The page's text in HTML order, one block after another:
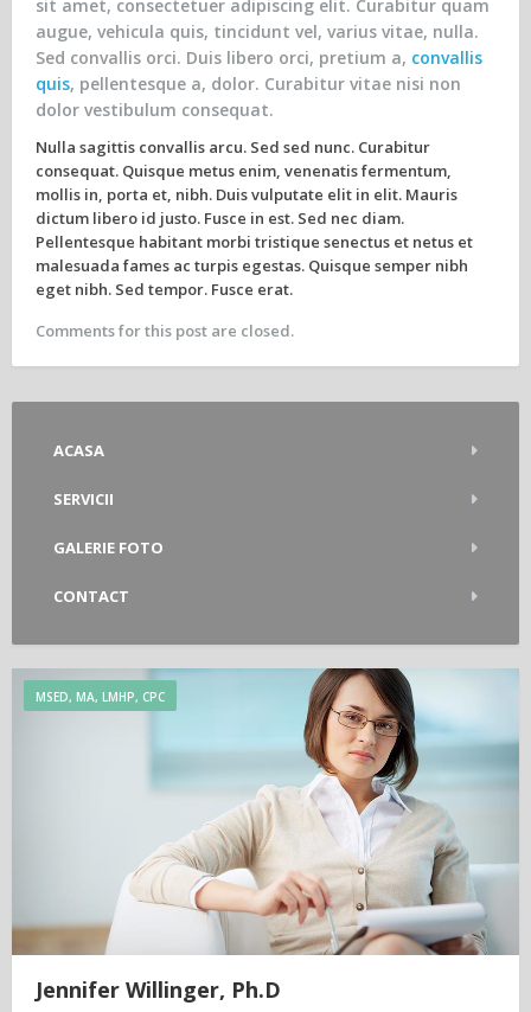
sit amet, consectetuer adipiscing elit. Curabitur quam
augue, vehicula quis, tincidunt vel, varius vitae, nulla.
Sed convallis orci. Duis libero orci, pretium a, convallis
quis, pellentesque a, dolor. Curabitur vitae nisi non
dolor vestibulum consequat.
Nulla sagittis convallis arcu. Sed sed nunc. Curabitur
consequat. Quisque metus enim, venenatis fermentum,
mollis in, porta et, nibh. Duis vulputate elit in elit. Mauris
dictum libero id justo. Fusce in est. Sed nec diam.
Pellentesque habitant morbi tristique senectus et netus et
malesuada fames ac turpis egestas. Quisque semper nibh
eget nibh. Sed tempor. Fusce erat.
Comments for this post are closed.
ACASA
SERVICII
GALERIE FOTO
CONTACT
MSED, MA, LMHP, CPC
Jennifer Willinger, Ph.D